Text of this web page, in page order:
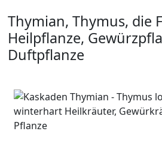
Thymian, Thymus, die
Heilpflanze,
Duftpflanze